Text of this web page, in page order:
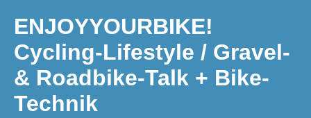
ENJOYYOURBIKE!
Cycling-Lifestyle / Gravel-
& Roadbike-Talk + Bike-
Technik